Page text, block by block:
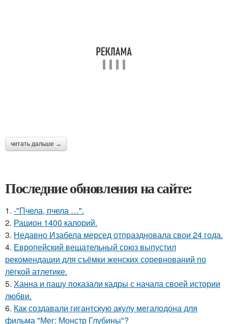
читать дальше →
Последние обновления на сайте:
1. -"Пчела, пчела …".
2. Рацион 1400 калорий.
3. Недавно Изабела мерсед отпраздновала свои 24 года.
4. Европейский вещательный союз выпустил
рекомендации для съёмки женских соревнований по
лёгкой атлетике.
5. Ханна и пашу показали кадры с начала своей истории
любви.
6. Как создавали гигантскую акулу мегалодона для
фильма "Мег: Монстр Глубины"?